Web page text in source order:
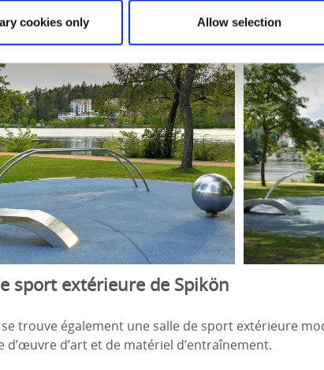
cookies only Allow selection
la saison estivale.
sport extérieure de Spikön
se trouve également une salle de sport extérieure
d’œuvre d’art et de matériel d’entraînement.